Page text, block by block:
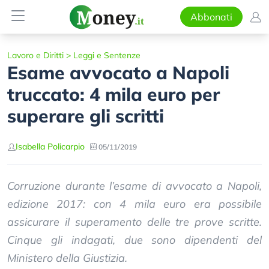
Abbonati
Lavoro e Diritti > Leggi e Sentenze
Esame avvocato a Napoli
truccato: 4 mila euro per
superare gli scritti
Isabella Policarpio 05/11/2019
Corruzione durante l’esame di avvocato a Napoli,
edizione 2017: con 4 mila euro era possibile
assicurare il superamento delle tre prove scritte.
Cinque gli indagati, due sono dipendenti del
Ministero della Giustizia.